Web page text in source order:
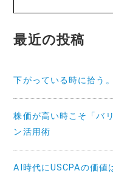
ン
最近の投稿
下がっている時に拾う
株価が高い時こそ「バ
ン活用術
AI時代にUSCPAの価値